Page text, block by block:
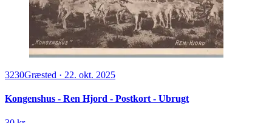
3230Græsted · 22. okt. 2025
Kongenshus - Ren Hjord - Postkort - Ubrugt